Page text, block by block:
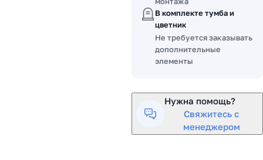
В комплекте тумба и
цветник
Не требуется заказывать
дополнительные
элементы
Нужна помощь?
Свяжитесь с
менеджером